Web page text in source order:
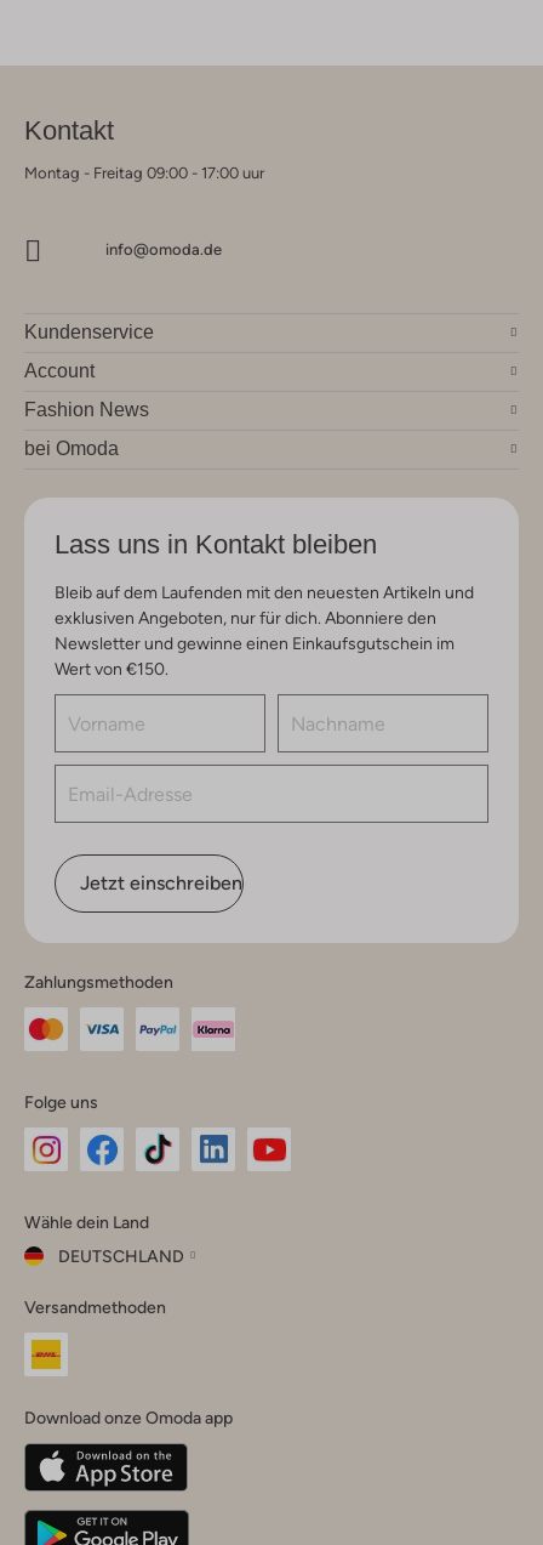
Kontakt
Montag - Freitag 09:00 - 17:00 uur
info@omoda.de
Kundenservice
Account
Fashion News
bei Omoda
Lass uns in Kontakt bleiben
Bleib auf dem Laufenden mit den neuesten Artikeln und
exklusiven Angeboten, nur für dich. Abonniere den
Newsletter und gewinne einen Einkaufsgutschein im
Wert von €150.
Jetzt einschreiben
Zahlungsmethoden
Folge uns
Instagram
Facebook
TikTok
Wähle dein Land
DEUTSCHLAND
dein
Land
Belgique(Français)
Deutschland
Versandmethoden
Download onze Omoda app